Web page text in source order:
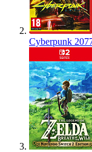
Cyberpunk